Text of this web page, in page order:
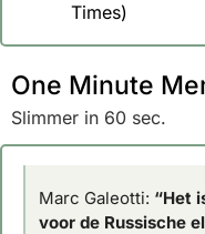
Times)
One Minute
Slimmer in 60 sec.
Marc Galeotti: “Het
voor de Russische